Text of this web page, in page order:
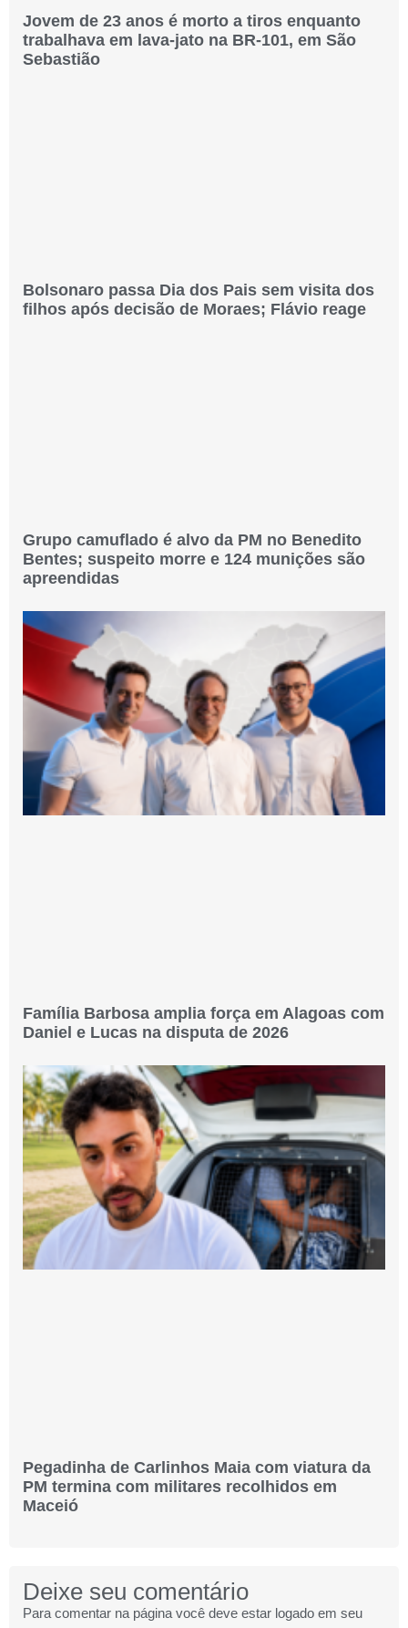
Jovem de 23 anos é morto a tiros enquanto
trabalhava em lava-jato na BR-101, em São
Sebastião
Bolsonaro passa Dia dos Pais sem visita dos
filhos após decisão de Moraes; Flávio reage
Grupo camuflado é alvo da PM no Benedito
Bentes; suspeito morre e 124 munições são
apreendidas
Família Barbosa amplia força em Alagoas com
Daniel e Lucas na disputa de 2026
Pegadinha de Carlinhos Maia com viatura da
PM termina com militares recolhidos em
Maceió
Deixe seu comentário
Para comentar na página você deve estar logado em seu